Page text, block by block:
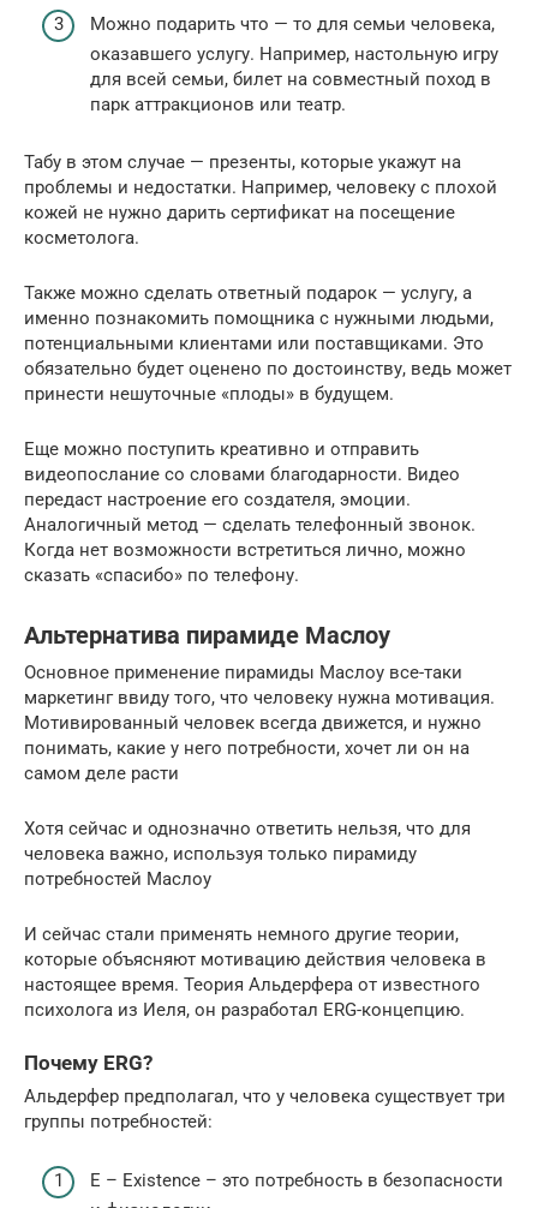
Можно подарить что — то для семьи человека,
оказавшего услугу. Например, настольную игру
для всей семьи, билет на совместный поход в
парк аттракционов или театр.
Табу в этом случае — презенты, которые укажут на
проблемы и недостатки. Например, человеку с плохой
кожей не нужно дарить сертификат на посещение
косметолога.
Также можно сделать ответный подарок — услугу, а
именно познакомить помощника с нужными людьми,
потенциальными клиентами или поставщиками. Это
обязательно будет оценено по достоинству, ведь может
принести нешуточные «плоды» в будущем.
Еще можно поступить креативно и отправить
видеопослание со словами благодарности. Видео
передаст настроение его создателя, эмоции.
Аналогичный метод — сделать телефонный звонок.
Когда нет возможности встретиться лично, можно
сказать «спасибо» по телефону.
Альтернатива пирамиде Маслоу
Основное применение пирамиды Маслоу все-таки
маркетинг ввиду того, что человеку нужна мотивация.
Мотивированный человек всегда движется, и нужно
понимать, какие у него потребности, хочет ли он на
самом деле расти
Хотя сейчас и однозначно ответить нельзя, что для
человека важно, используя только пирамиду
потребностей Маслоу
И сейчас стали применять немного другие теории,
которые объясняют мотивацию действия человека в
настоящее время. Теория Альдерфера от известного
психолога из Иеля, он разработал ERG-концепцию.
Почему ERG?
Альдерфер предполагал, что у человека существует три
группы потребностей:
E – Existence – это потребность в безопасности